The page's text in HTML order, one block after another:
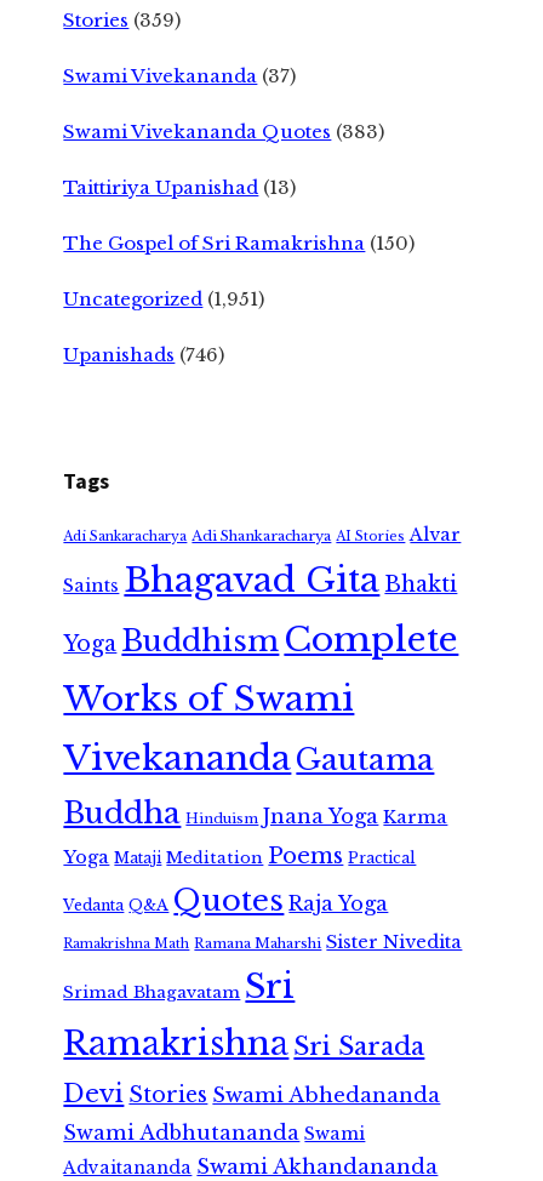
Stories (359)
Swami Vivekananda (37)
Swami Vivekananda Quotes (383)
Taittiriya Upanishad (13)
The Gospel of Sri Ramakrishna (150)
Uncategorized (1,951)
Upanishads (746)
Tags
Adi Sankaracharya Adi Shankaracharya AI Stories Alvar
Saints Bhagavad GitaBhakti
Yoga Buddhism Complete
Works of Swami
VivekanandaGautama
Buddha Hinduism Jnana Yoga Karma
Yoga Mataji Meditation Poems Practical
Vedanta Q&A Quotes Raja Yoga
Ramakrishna Math Ramana Maharshi Sister Nivedita
Srimad Bhagavatam Sri
RamakrishnaSri Sarada
Devi Stories Swami Abhedananda
Swami Adbhutananda Swami
Advaitananda Swami Akhandananda